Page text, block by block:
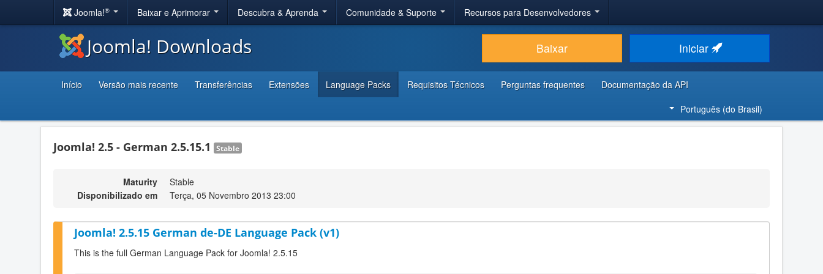
Joomla!® Baixar e Aprimorar Descubra & Aprenda Comunidade & Suporte Recursos para Desenvolvedores
Joomla! Downloads Baixar Iniciar
Início Versão mais recente Transferências Extensões Language Packs Requisitos Técnicos Perguntas frequentes
Documentação da API
Português (do Brasil)
Joomla! 2.5 - German 2.5.15.1 Stable
Maturity
Stable
Disponibilizado em
Terça, 05 Novembro 2013 23:00
Joomla! 2.5.15 German de-DE Language Pack (v1)
This is the full German Language Pack for Joomla! 2.5.15